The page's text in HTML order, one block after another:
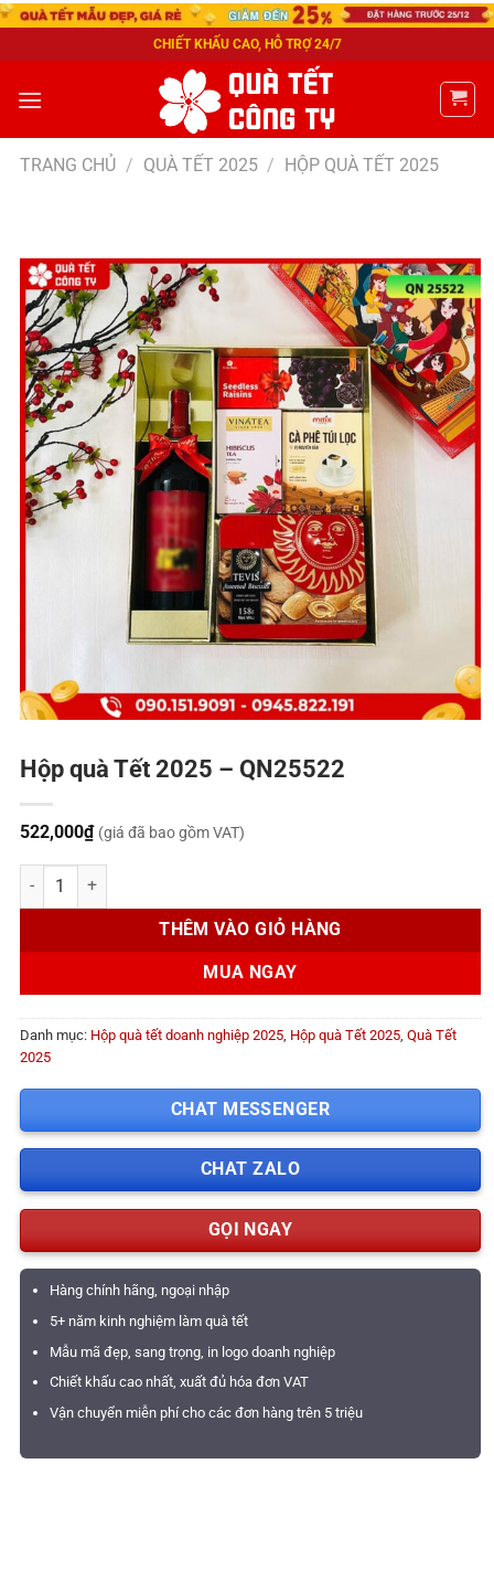
CHIẾT KHẤU CAO, HỖ TRỢ 24/7
TRANG CHỦ / QUÀ TẾT 2025 / HỘP QUÀ TẾT 2025
Hộp quà Tết 2025 – QN25522
522,000₫ (giá đã bao gồm VAT)
Hộp quà Tết 2025 - QN25522 số lượng
THÊM VÀO GIỎ HÀNG
MUA NGAY
Danh mục: Hộp quà tết doanh nghiệp 2025 Hộp quà Tết 2025 Quà Tết
2025
CHAT MESSENGER
CHAT ZALO
GỌI NGAY
Hàng chính hãng, ngoại nhập
5+ năm kinh nghiệm làm quà tết
Mẫu mã đẹp, sang trọng, in logo doanh nghiệp
Chiết khấu cao nhất, xuất đủ hóa đơn VAT
Vận chuyển miễn phí cho các đơn hàng trên 5 triệu